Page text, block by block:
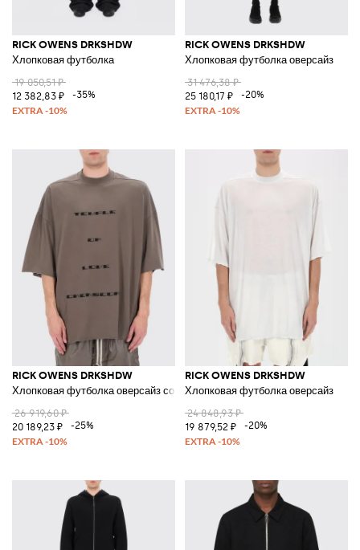
RICK OWENS DRKSHDW
Хлопковая футболка
19 050,51 ₽
12 382,83 ₽
-35%
RICK OWENS DRKSHDW
Хлопковая футболка оверсайз
31 476,38 ₽
25 180,17 ₽
-20%
RICK OWENS DRKSHDW
Хлопковая футболка оверсайз со слоганом
26 919,60 ₽
20 189,23 ₽
-25%
RICK OWENS DRKSHDW
Хлопковая футболка оверсайз
24 848,93 ₽
19 879,52 ₽
-20%